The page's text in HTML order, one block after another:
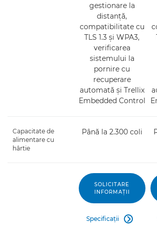
gestionare la
distanţă,
compatibilitate cu
TLS 1.3 şi WPA3,
verificarea
sistemului la
pornire cu
recuperare
automată şi Trellix
Embedded Control
Capacitate de
alimentare cu
hârtie
Până la 2.300 coli
SOLICITARE
INFORMAŢII
Specificaţii 